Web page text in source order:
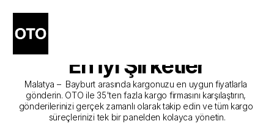
Malatya - Bayburt Kargo
Gönderim Hizmeti Sunan
En İyi Şirketler
Malatya –  Bayburt arasında kargonuzu en uygun fiyatlarla
gönderin. OTO ile 35'ten fazla kargo firmasını karşılaştırın,
gönderilerinizi gerçek zamanlı olarak takip edin ve tüm kargo
süreçlerinizi tek bir panelden kolayca yönetin.